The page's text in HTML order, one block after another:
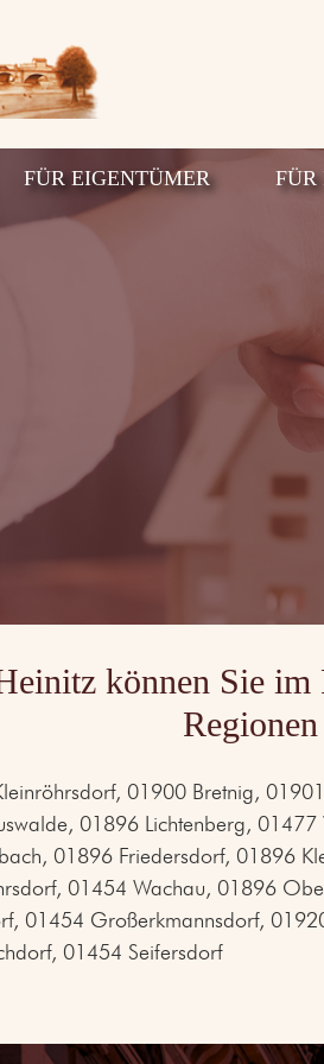
FÜR EIGENTÜMER FÜR
können Sie im
01900 Bretnig,
01896 Lichtenberg,
01896 Friedersdorf, 01896
01454 Wachau, 01896
01454 Großerkmannsdorf,
01454 Seifersdorf